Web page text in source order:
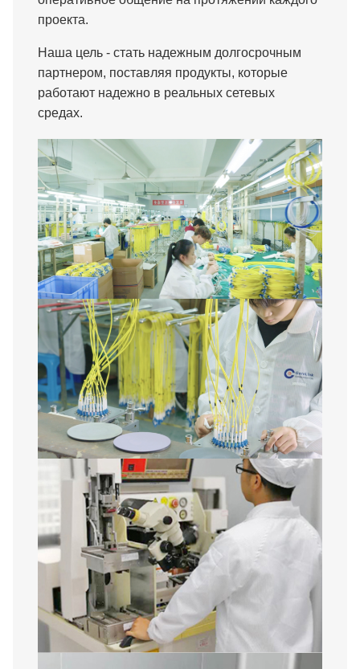
проекта.
Наша цель - стать надежным долгосрочным
партнером, поставляя продукты, которые
работают надежно в реальных сетевых
средах.